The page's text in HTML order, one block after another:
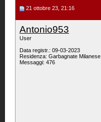
21 ottobre 23, 21:16
Antonio953
User
Data registr.: 09-03-2023
Residenza: Garbagnate Milanese
Messaggi: 476